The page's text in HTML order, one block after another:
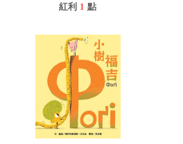
紅利 1 點